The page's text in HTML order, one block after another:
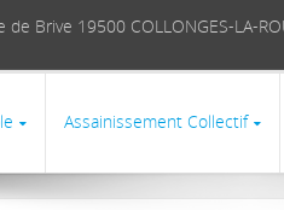
Brive 19500 COLLONGES-LA-
Assainissement Collectif